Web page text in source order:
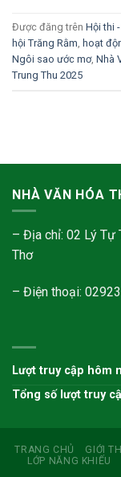
Được đăng trên Hội thi
hội Trăng Rằm hoạt
Ngôi sao ước mơ, Nhà
Trung Thu 2025
NHÀ VĂN HÓA
– Địa chỉ: 02 Lý Tự
Thơ
– Điện thoại:
Lượt truy cập hôm
Tổng số lượt truy
TRANG CHỦ GIỚI
LỚP NĂNG KHIẾU